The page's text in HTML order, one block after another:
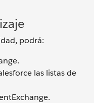
podrá:
las listas de